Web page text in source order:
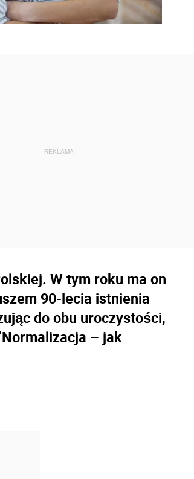
W tym roku ma on
90-lecia istnienia
do obu uroczystości,
– jak